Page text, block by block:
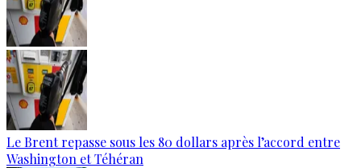
Le Brent repasse sous les 80 dollars après l’accord entre
Washington et Téhéran